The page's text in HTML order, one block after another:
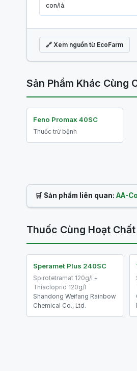
con/lá.
🔗 Xem nguồn từ EcoFarm
Sản Phẩm Khác Cùng
Feno Promax 40SC
Thuốc trừ bệnh
🛒 Sản phẩm liên quan: AA-
Thuốc Cùng Hoạt Chất
Speramet Plus 240SC
Spirotetramat 120g/l +
Thiacloprid 120g/l
Shandong Weifang Rainbow
Chemical Co., Ltd.